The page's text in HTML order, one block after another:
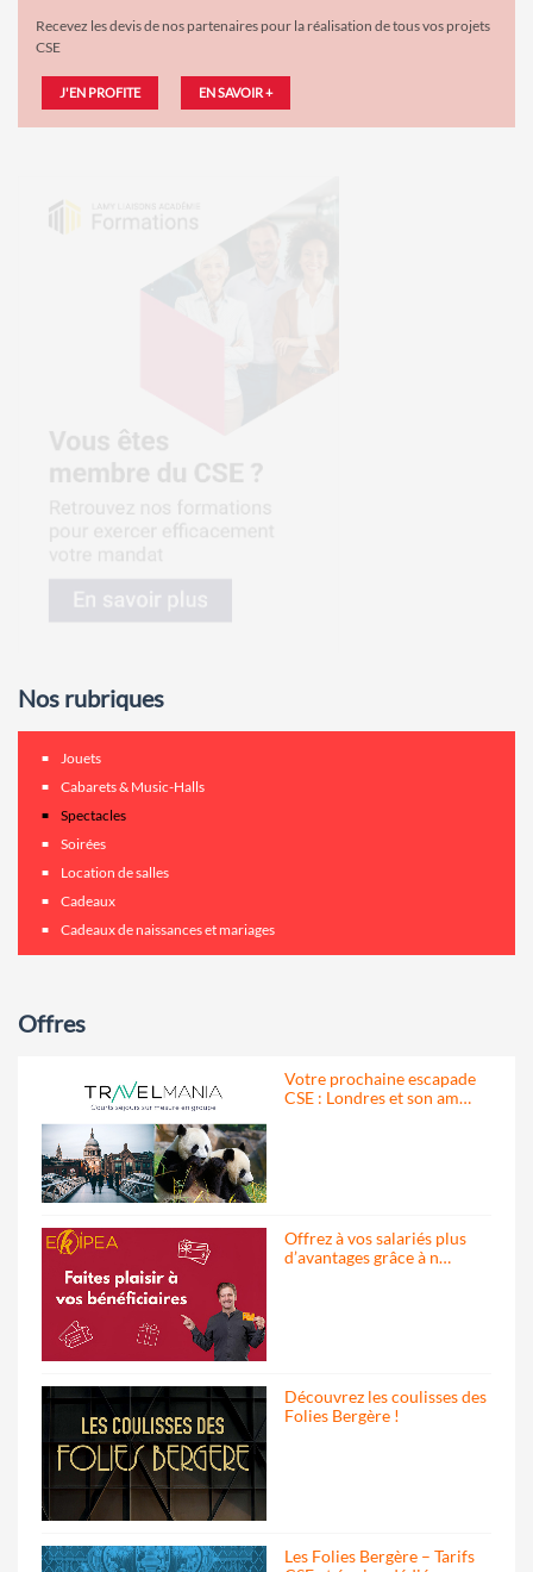
Recevez les devis de nos partenaires pour la réalisation de tous vos projets
CSE
J'EN PROFITE EN SAVOIR +
Nos rubriques
Jouets
Cabarets & Music-Halls
Spectacles
Soirées
Location de salles
Cadeaux
Cadeaux de naissances et mariages
Offres
Votre prochaine escapade
CSE : Londres et son am…
Offrez à vos salariés plus
d’avantages grâce à n…
Découvrez les coulisses des
Folies Bergère !
Les Folies Bergère – Tarifs